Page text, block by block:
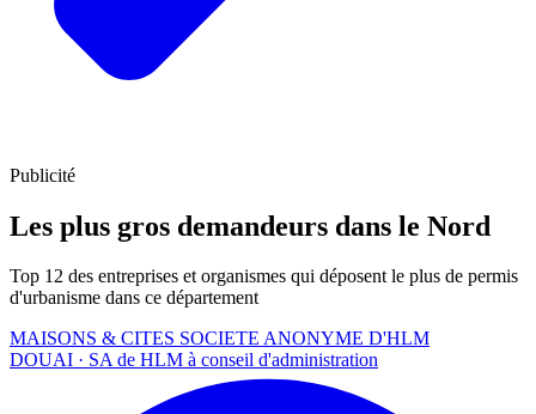
Publicité
Les plus gros demandeurs dans le Nord
Top 12 des entreprises et organismes qui déposent le plus de permis
d'urbanisme dans ce département
MAISONS & CITES SOCIETE ANONYME D'HLM
DOUAI · SA de HLM à conseil d'administration